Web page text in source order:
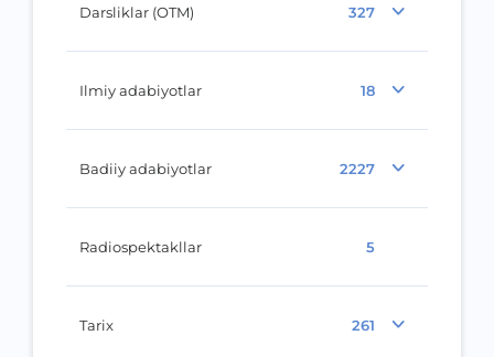
Darsliklar (OTM) 327
Ilmiy adabiyotlar 18
Badiiy adabiyotlar 2227
Radiospektakllar 5
Tarix 261